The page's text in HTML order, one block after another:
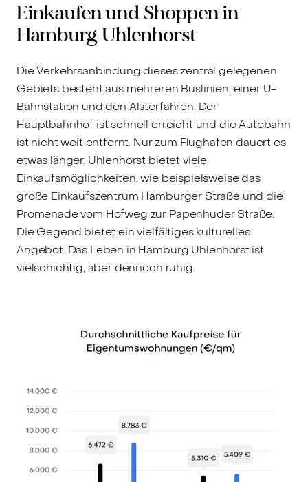
Einkaufen und Shoppen in
Hamburg Uhlenhorst
Die Verkehrsanbindung dieses zentral gelegenen
Gebiets besteht aus mehreren Buslinien, einer U-
Bahnstation und den Alsterfähren. Der
Hauptbahnhof ist schnell erreicht und die Autobahn
ist nicht weit entfernt. Nur zum Flughafen dauert es
etwas länger. Uhlenhorst bietet viele
Einkaufsmöglichkeiten, wie beispielsweise das
große Einkaufszentrum Hamburger Straße und die
Promenade vom Hofweg zur Papenhuder Straße.
Die Gegend bietet ein vielfältiges kulturelles
Angebot. Das Leben in Hamburg Uhlenhorst ist
vielschichtig, aber dennoch ruhig.